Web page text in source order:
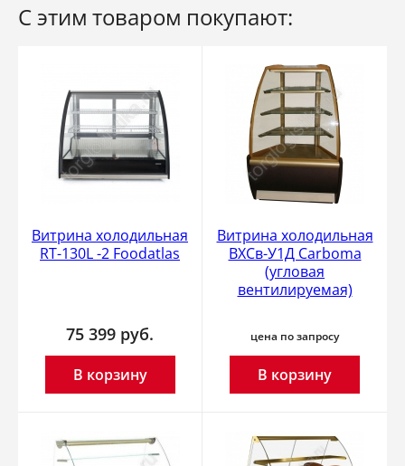
С этим товаром покупают:
Витрина холодильная
RT-130L -2 Foodatlas
75 399 руб.
В корзину
Витрина холодильная
ВХСв-У1Д Carboma
(угловая
вентилируемая)
цена по запросу
В корзину